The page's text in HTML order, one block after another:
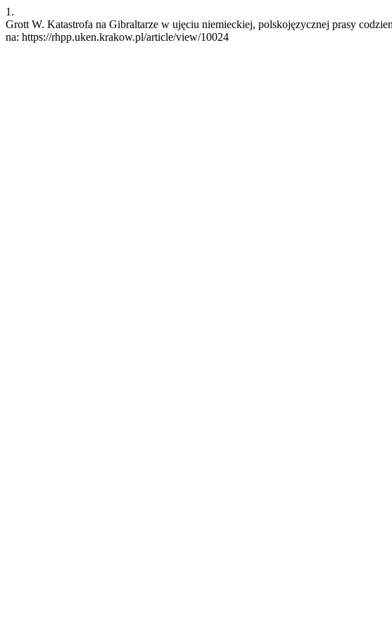
1.
Grott W. Katastrofa na Gibraltarze w ujęciu niemieckiej, polskojęzycznej prasy
na: https://rhpp.uken.krakow.pl/article/view/10024